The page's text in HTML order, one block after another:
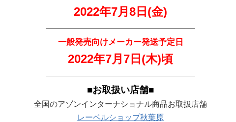
2022年7月8日(金)
———————————————————
一般発売向けメーカー発送予定日
2022年7月7日(木)頃
———————————————————
■お取扱い店舗■
全国のアゾンインターナショナル商品お取扱店舗
レーベルショップ秋葉原